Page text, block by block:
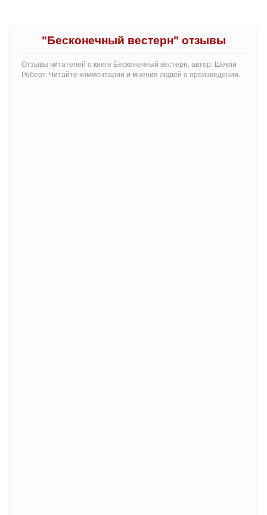
"Бесконечный вестерн" отзывы
Отзывы читателей о книге Бесконечный вестерн, автор: Шекли
Роберт. Читайте комментарии и мнения людей о произведении.